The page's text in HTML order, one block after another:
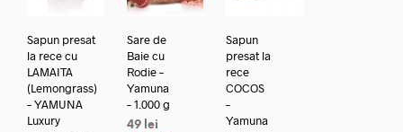
Sapun presat
la rece cu
LAMAITA
(Lemongrass)
– YAMUNA
Luxury
Sare de
Baie cu
Rodie –
Yamuna
– 1.000 g
49 lei
Sapun
presat la
rece
COCOS
–
Yamuna